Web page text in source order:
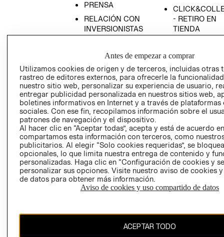
PRENSA
RELACIÓN CON
INVERSIONISTAS
EMPRESARIAL
- RETIRO EN
TIENDA
CONDICIONES
AVISO DE
PRIVACIDAD
GIFT CARD
AVISO DE
COOKIES
Chile ($)
Antes de empezar a comprar
Utilizamos cookies de origen y de terceros, incluidas otras
rastreo de editores externos, para ofrecerle la
nuestro sitio web, personalizar su experiencia de usuario,
entregar publicidad personalizada en nuestros sitios web,
boletines informativos en Internet y a través de plataformas
sociales. Con ese fin, recopilamos información sobre el
patrones de navegación y el dispositivo.
Al hacer clic en “Aceptar todas”, acepta y está de acuerdo
compartamos esta información con terceros, como
publicitarios. Al elegir “Solo cookies requeridas”, se
opcionales, lo que limita nuestra entrega de contenido y
personalizadas. Haga clic en “Configuración de cookies y
personalizar sus opciones. Visite nuestro aviso de cookies
de datos para obtener más información.
Aviso de cookies y uso compartido de datos
ACEPTAR TODO